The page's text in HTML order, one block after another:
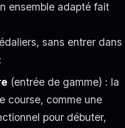
ensemble adapté fait
sans entrer dans
(entrée de gamme) : la
course, comme une
pour débuter,